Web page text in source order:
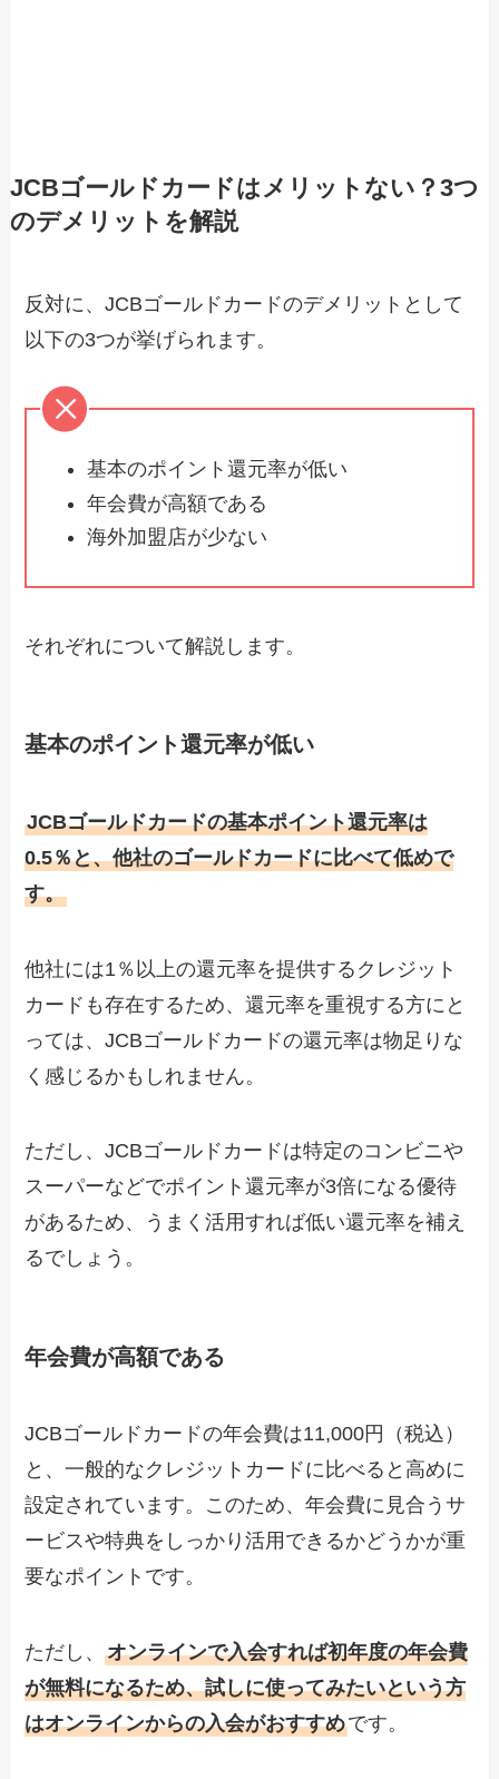
JCBゴールドカードはメリットない？3つ
のデメリットを解説
反対に、JCBゴールドカードのデメリットとして
以下の3つが挙げられます。
基本のポイント還元率が低い
年会費が高額である
海外加盟店が少ない
それぞれについて解説します。
基本のポイント還元率が低い
JCBゴールドカードの基本ポイント還元率は
0.5％と、他社のゴールドカードに比べて低めで
す。
他社には1％以上の還元率を提供するクレジット
カードも存在するため、還元率を重視する方にと
っては、JCBゴールドカードの還元率は物足りな
く感じるかもしれません。
ただし、JCBゴールドカードは特定のコンビニや
スーパーなどでポイント還元率が3倍になる優待
があるため、うまく活用すれば低い還元率を補え
るでしょう。
年会費が高額である
JCBゴールドカードの年会費は11,000円（税込）
と、一般的なクレジットカードに比べると高めに
設定されています。このため、年会費に見合うサ
ービスや特典をしっかり活用できるかどうかが重
要なポイントです。
ただし、オンラインで入会すれば初年度の年会費
が無料になるため、試しに使ってみたいという方
はオンラインからの入会がおすすめです。